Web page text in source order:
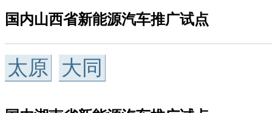
国内山西省新能源汽车推广试点
太原 大同